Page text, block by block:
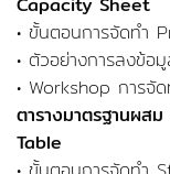
• ขั้นตอนการจัดทำ
• ตัวอย่างการลงข้อ
• Workshop การ
ตารางมาตรฐานผ
Table